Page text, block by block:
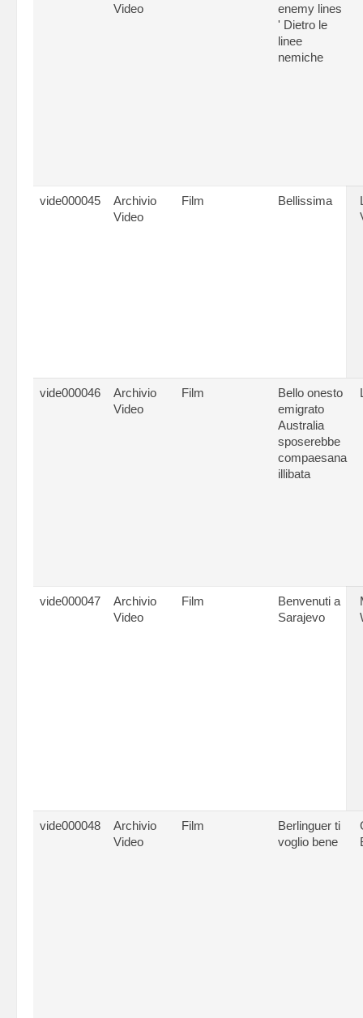
Video
enemy lines
' Dietro le
linee
nemiche
vide000045
Archivio
Video
Film Bellissima
vide000046
Archivio
Video
Film
Bello onesto
emigrato
Australia
sposerebbe
compaesana
illibata
vide000047
Archivio
Video
Film
Benvenuti a
Sarajevo
vide000048
Archivio
Video
Film
Berlinguer ti
voglio bene